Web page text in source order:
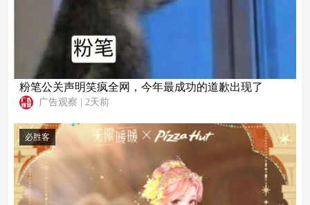
粉笔公关声明笑疯全网，今年最成功的道歉出现了
广告观察 | 2天前
必胜客